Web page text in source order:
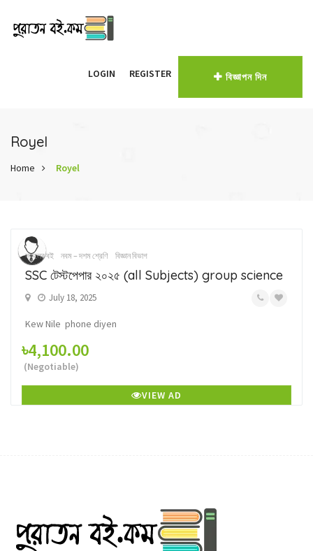
LOGIN REGISTER বিজ্ঞাপন দিন
Royel
Home Royel
স্কুলের বই নবম – দশম শ্রেণি বিজ্ঞান বিভাগ
SSC টেস্টপেপার ২০২৫ (all Subjects) group science
July 18, 2025
Kew Nile phone diyen
৳4,100.00
(Negotiable)
VIEW AD